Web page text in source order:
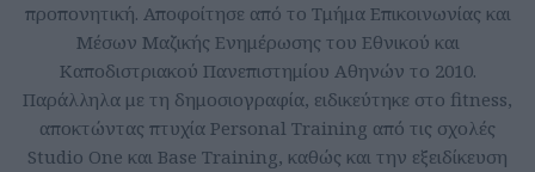
προπονητική. Αποφοίτησε από το Τμήμα Επικοινωνίας και
Μέσων Μαζικής Ενημέρωσης του Εθνικού και
Καποδιστριακού Πανεπιστημίου Αθηνών το 2010.
Παράλληλα με τη δημοσιογραφία, ειδικεύτηκε στο fitness,
αποκτώντας πτυχία Personal Training από τις σχολές
Studio One και Base Training, καθώς και την εξειδίκευση